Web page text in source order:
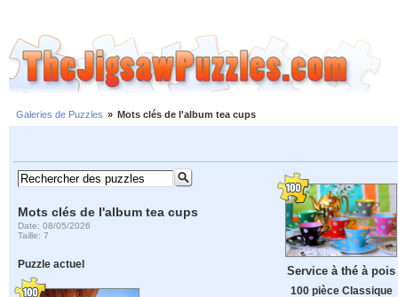
Galeries de Puzzles » Mots clés de l'album tea cups
Mots clés de l'album tea cups
Date: 08/05/2026
Taille: 7
Puzzle actuel Service à thé à pois
100 pièce Classique